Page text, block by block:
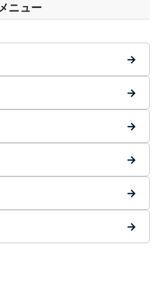
ニュー
→
→
→
→
→
→